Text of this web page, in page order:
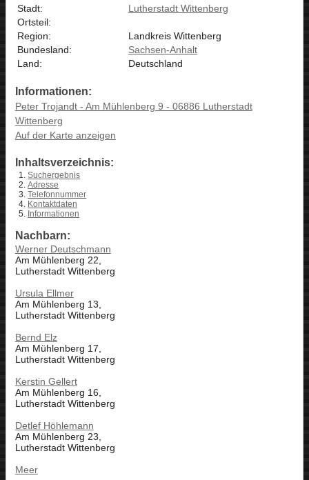
Stadt:
Lutherstadt Wittenberg
Ortsteil:
Region:
Landkreis Wittenberg
Bundesland:
Sachsen-Anhalt
Land:
Deutschland
Informationen:
Peter Trojandt - Am Mühlenberg 9 - 06886 Lutherstadt
Wittenberg
Auf der Karte anzeigen
Inhaltsverzeichnis:
Suchergebnis
Adresse
Telefonnummer
Kontaktdaten
Informationen
Nachbarn:
Werner Deutschmann
Am Mühlenberg 22,
Lutherstadt Wittenberg
Ursula Ellmer
Am Mühlenberg 13,
Lutherstadt Wittenberg
Bernd Elz
Am Mühlenberg 17,
Lutherstadt Wittenberg
Kerstin Gellert
Am Mühlenberg 16,
Lutherstadt Wittenberg
Detlef Höhlemann
Am Mühlenberg 23,
Lutherstadt Wittenberg
Meer